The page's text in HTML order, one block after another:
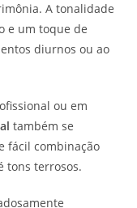
A tonalidade
e um toque de
diurnos ou ao
ou em
também se
fácil combinação
tons terrosos.